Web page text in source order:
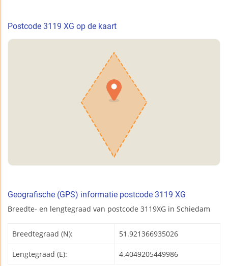
Postcode 3119 XG op de kaart
Geografische (GPS) informatie postcode 3119 XG
Breedte- en lengtegraad van postcode 3119XG in Schiedam
Breedtegraad (N): 51.921366935026
Lengtegraad (E): 4.4049205449986